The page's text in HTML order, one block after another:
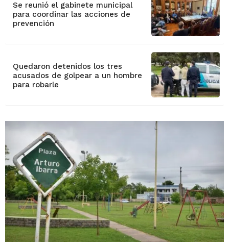
Se reunió el gabinete municipal
para coordinar las acciones de
prevención
Quedaron detenidos los tres
acusados de golpear a un hombre
para robarle